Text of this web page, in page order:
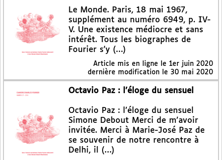
Le Monde. Paris, 18 mai 1967,
supplément au numéro 6949, p. IV-
V. Une existence médiocre et sans
intérêt. Tous les biographes de
Fourier s’y (…)
Article mis en ligne le 1er juin 2020
dernière modification le 30 mai 2020
Octavio Paz : l’éloge du sensuel
Octavio Paz : l’éloge du sensuel
Simone Debout Merci de m’avoir
invitée. Merci à Marie-José Paz de
se souvenir de notre rencontre à
Delhi, il (…)